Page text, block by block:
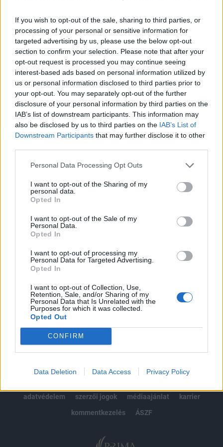
If you wish to opt-out of the sale, sharing to third parties, or
processing of your personal or sensitive information for
targeted advertising by us, please use the below opt-out
section to confirm your selection. Please note that after your
opt-out request is processed you may continue seeing
interest-based ads based on personal information utilized by
us or personal information disclosed to third parties prior to
your opt-out. You may separately opt-out of the further
disclosure of your personal information by third parties on the
IAB’s list of downstream participants. This information may
also be disclosed by us to third parties on the IAB’s List of
Downstream Participants that may further disclose it to other
Personal Data Processing Opt Outs
I want to opt-out of the Sharing of my
personal data.
Opted In
I want to opt-out of the Sale of my
Personal Data.
Opted In
I want to opt-out of processing my
Personal Data for Targeted Advertising.
Opted In
I want to opt-out of Collection, Use,
Retention, Sale, and/or Sharing of my
Personal Data that Is Unrelated with the
Purposes for which it was collected.
Opted Out
CONFIRM
Data Deletion Data Access Privacy Policy
Kihátrálna a 2007-ben a Cuitigrouppal kötött
megállapodásból Abu Dhabi állami befektetési alapja. A
megállapodás szerint ugyanis az Abu Dhabi Investment
Authority 2010 márciusa és 2011 szeptembere között
31.83 és 37.24 dollár közötti árfolyamon válthatná
részvényekre a kötvényeket, míg tegnap 3.56 dolláron zárt
a Citigroup árfolyama. A lépés jelentős, közel 4 milliárd...
KEDVES OLVASÓNK!
regisztrációhoz kötött.
Az előfizetés a következőket tartalmazza:
Portfolio.hu teljes cikkarchívum
kötéslistái
Előfizetés
MÁR ELŐFIZETŐNK VAGY?BEJELENTKEZÉS
adatvédelem
szerzői jogok médiaajánlat
karrier
kommentkezelés
ÁSZF